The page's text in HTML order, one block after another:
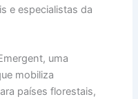
e especialistas da
uma
mobiliza
países florestais,